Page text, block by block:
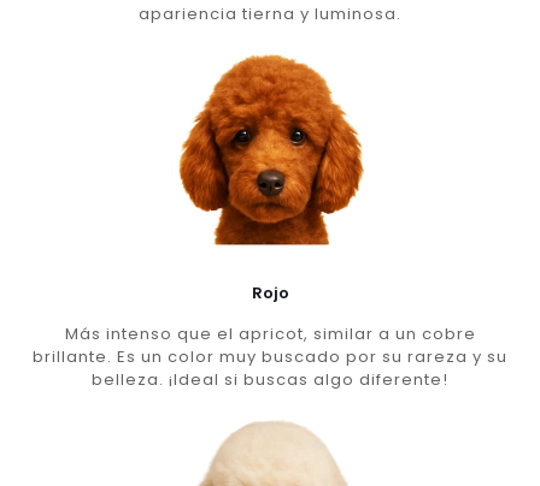
apariencia tierna y luminosa.
Rojo
Más intenso que el apricot, similar a un cobre
brillante. Es un color muy buscado por su rareza y su
belleza. ¡Ideal si buscas algo diferente!